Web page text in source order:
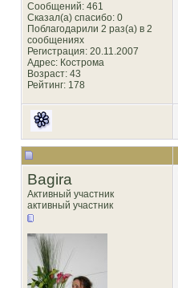
Сообщений: 461
Сказал(а) спасибо: 0
Поблагодарили 2 раз(а) в 2
сообщениях
Регистрация: 20.11.2007
Адрес: Кострома
Возраст: 43
Рейтинг: 178
Bagira
Активный участник
активный участник